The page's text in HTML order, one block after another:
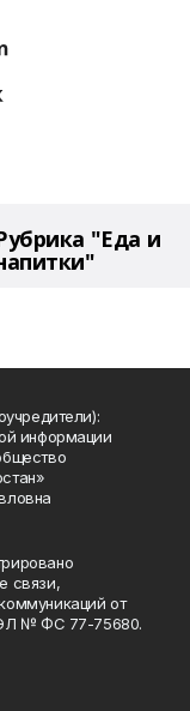
"Еда и
информации
связи,
от
ЭЛ № ФС 77-75680.